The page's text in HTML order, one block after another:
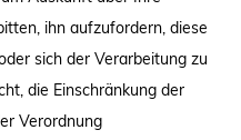
Zimmer
Verwöhnpension
ihn aufzufordern, diese
sich der Verarbeitung zu
die Einschränkung der
Verordnung